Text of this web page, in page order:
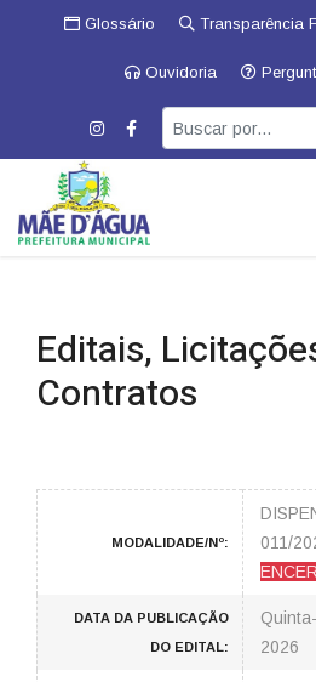
Glossário Transparência
Ouvidoria
Editais,
Contratos
MODALIDADE/Nº:
011/
DATA DA PUBLICAÇÃO
DO EDITAL:
2026